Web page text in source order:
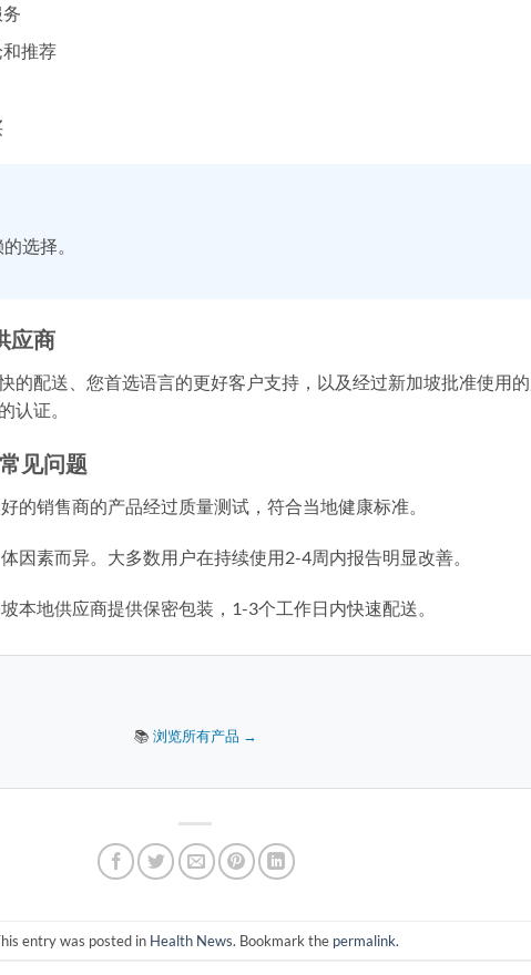
推荐
选择。
应商
的配送、您首选语言的更好客户支持，以及经过新加坡批准使用
认证。
见问题
的销售商的产品经过质量测试，符合当地健康标准。
因素而异。大多数用户在持续使用2-4周内报告明显改善。
本地供应商提供保密包装，1-3个工作日内快速配送。
📚 浏览所有产品 →
entry was posted in Health News. Bookmark the permalink.